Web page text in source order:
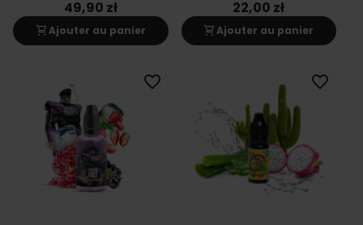
49,90 zł
shopping_cartAjouter au panier
(120ml)
22,00 zł
shopping_cartAjouter au panier
favorite_border favorite_border